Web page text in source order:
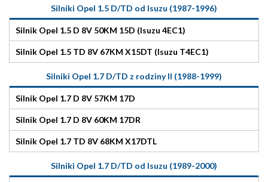
Silniki Opel 1.5 D/TD od Isuzu (1987-1996)
Silnik Opel 1.5 D 8V 50KM 15D (Isuzu 4EC1)
Silnik Opel 1.5 TD 8V 67KM X15DT (Isuzu T4EC1)
Silniki Opel 1.7 D/TD z rodziny II (1988-1999)
Silnik Opel 1.7 D 8V 57KM 17D
Silnik Opel 1.7 D 8V 60KM 17DR
Silnik Opel 1.7 TD 8V 68KM X17DTL
Silniki Opel 1.7 D/TD od Isuzu (1989-2000)